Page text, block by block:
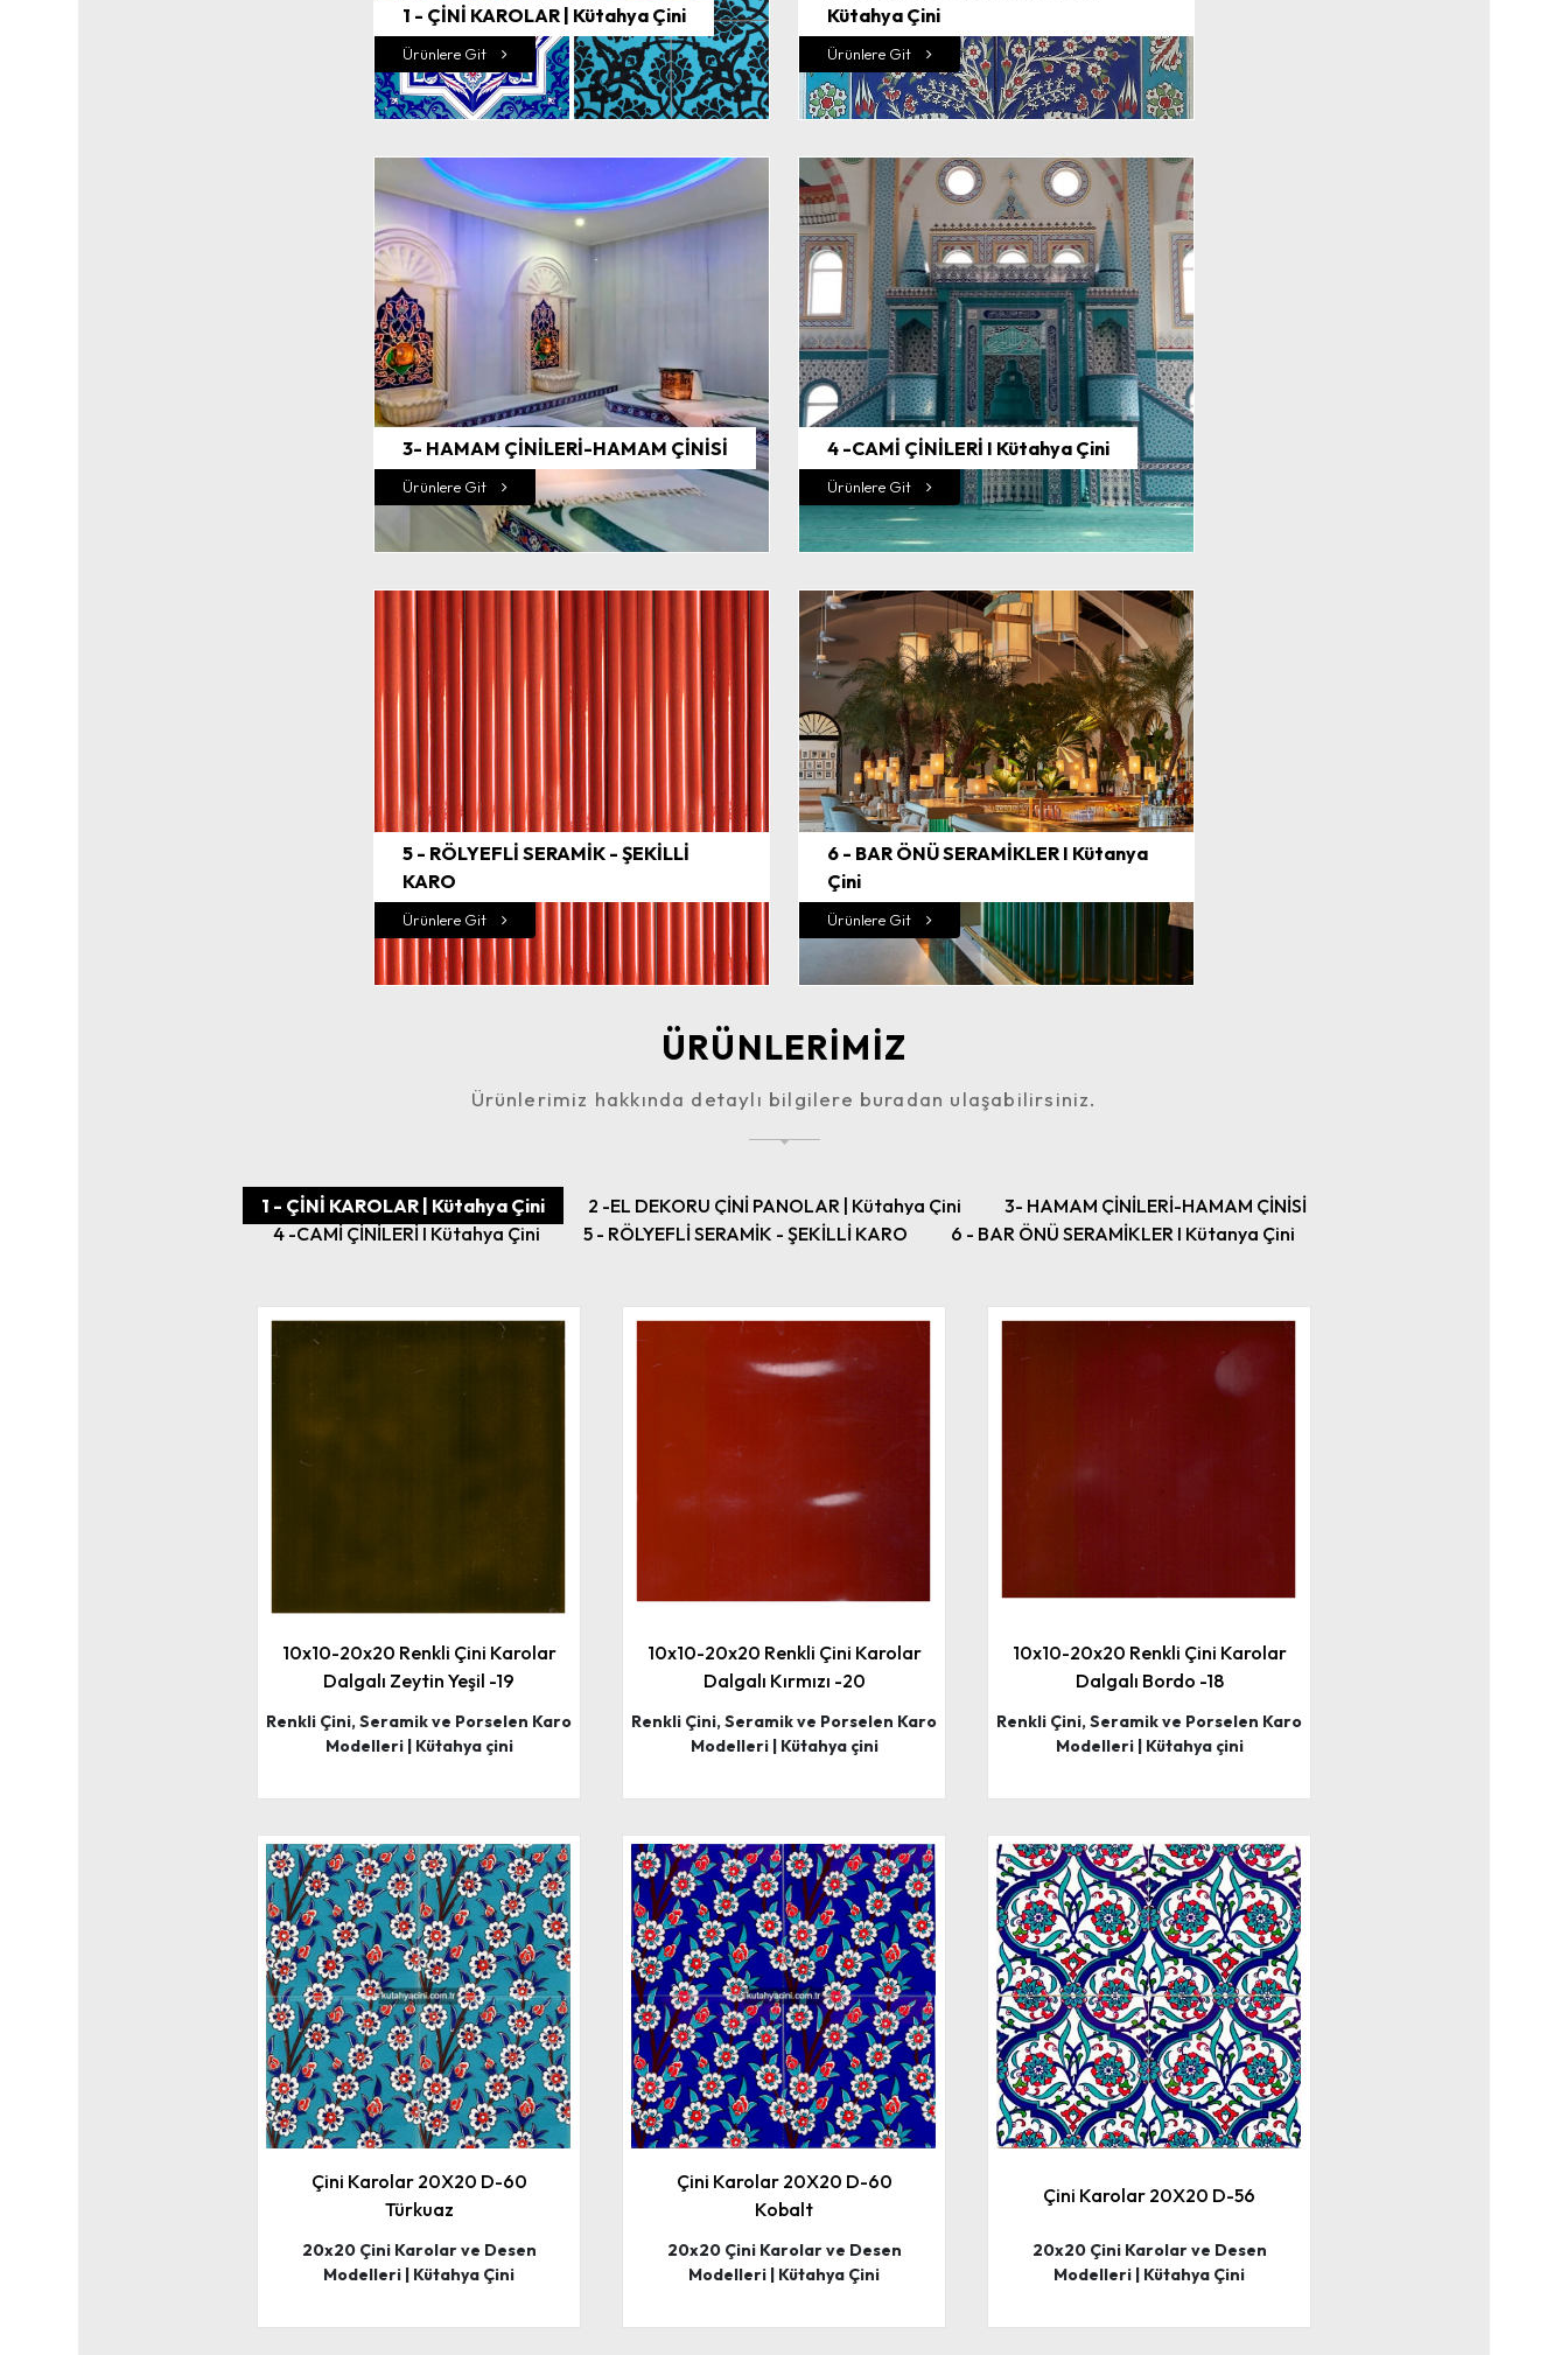
1 - ÇİNİ KAROLAR | Kütahya Çini
Ürünlere Git
Kütahya Çini
Ürünlere Git
3- HAMAM ÇİNİLERİ-HAMAM ÇİNİSİ
Ürünlere Git
4 -CAMİ ÇİNİLERİ I Kütahya Çini
Ürünlere Git
5 - RÖLYEFLİ SERAMİK - ŞEKİLLİ
KARO
Ürünlere Git
6 - BAR ÖNÜ SERAMİKLER I Kütanya
Çini
Ürünlere Git
ÜRÜNLERİMİZ
Ürünlerimiz hakkında detaylı bilgilere buradan ulaşabilirsiniz.
1 - ÇİNİ KAROLAR | Kütahya Çini 2 -EL DEKORU ÇİNİ PANOLAR | Kütahya Çini
3- HAMAM ÇİNİLERİ-HAMAM ÇİNİSİ
4 -CAMİ ÇİNİLERİ I Kütahya Çini
5 - RÖLYEFLİ SERAMİK - ŞEKİLLİ KARO 6 - BAR ÖNÜ SERAMİKLER I Kütanya Çini
10x10-20x20 Renkli Çini Karolar
Dalgalı Zeytin Yeşil -19
Renkli Çini, Seramik ve Porselen Karo
Modelleri | Kütahya çini
10x10-20x20 Renkli Çini Karolar
Dalgalı Kırmızı -20
Renkli Çini, Seramik ve Porselen Karo
Modelleri | Kütahya çini
10x10-20x20 Renkli Çini Karolar
Dalgalı Bordo -18
Renkli Çini, Seramik ve Porselen Karo
Modelleri | Kütahya çini
Çini Karolar 20X20 D-60
Türkuaz
20x20 Çini Karolar ve Desen
Modelleri | Kütahya Çini
Çini Karolar 20X20 D-60
Kobalt
20x20 Çini Karolar ve Desen
Modelleri | Kütahya Çini
Çini Karolar 20X20 D-56
20x20 Çini Karolar ve Desen
Modelleri | Kütahya Çini